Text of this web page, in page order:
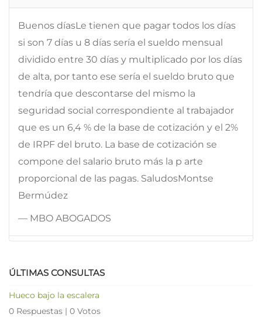
Buenos díasLe tienen que pagar todos los días
si son 7 días u 8 días sería el sueldo mensual
dividido entre 30 días y multiplicado por los días
de alta, por tanto ese sería el sueldo bruto que
tendría que descontarse del mismo la
seguridad social correspondiente al trabajador
que es un 6,4 % de la base de cotización y el 2%
de IRPF del bruto. La base de cotización se
compone del salario bruto más la p arte
proporcional de las pagas. SaludosMontse
Bermúdez
— MBO ABOGADOS
ÚLTIMAS CONSULTAS
Hueco bajo la escalera
0 Respuestas | 0 Votos